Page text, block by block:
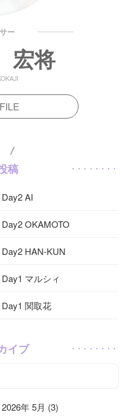
ー
宏将
稿
AI
OKAMOTO
HAN-KUN
マルシィ
関取花
イブ
2026年 5月 (3)